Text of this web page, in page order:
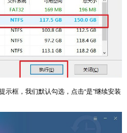
示框，我们默认勾选，点击“是”继续安装